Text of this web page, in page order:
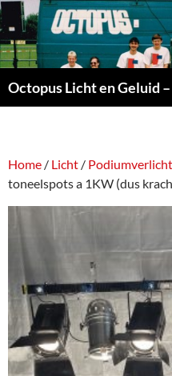
Ga
naar
de
inhoud
Octopus Licht en Geluid
Home / Licht /
toneelspots a 1KW (dus